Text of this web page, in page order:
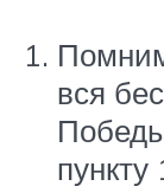
вся